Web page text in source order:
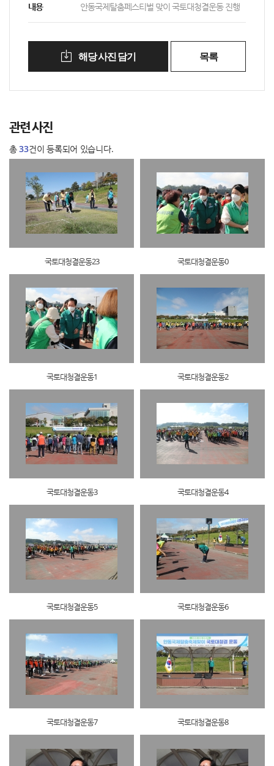
내용 안동국제탈춤페스티벌 맞이 국토대청결운동 진행
해당 사진 담기 목록
관련 사진
총33건이 등록되어 있습니다.
국토대청결운동23 국토대청결운동0
국토대청결운동1 국토대청결운동2
국토대청결운동3 국토대청결운동4
국토대청결운동5 국토대청결운동6
국토대청결운동7 국토대청결운동8